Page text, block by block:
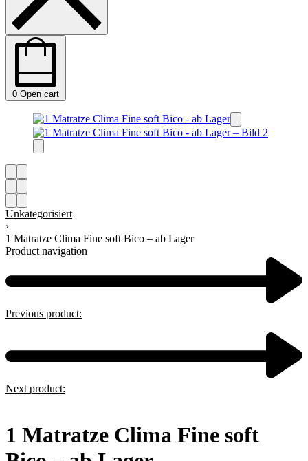
0 Open cart
Unkategorisiert
›
1 Matratze Clima Fine soft Bico – ab Lager
Product navigation
Previous product:
Next product:
1 Matratze Clima Fine soft